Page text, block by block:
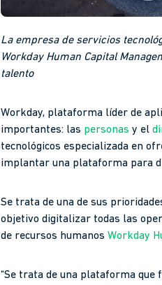
La empresa de servicios
Workday Human Capital
talento
Workday, plataforma líder de
importantes: las personas y el
tecnológicos especializada en
implantar una plataforma para
Se trata de una de sus
objetivo digitalizar todas las
de recursos humanos Workday
“Se trata de una plataforma que